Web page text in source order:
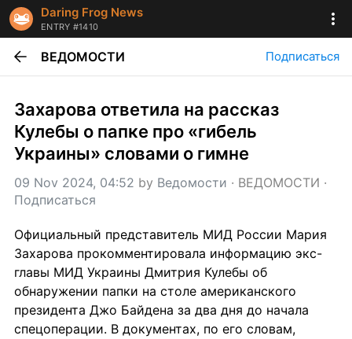
Daring Frog News
ENTRY #1410
ВЕДОМОСТИ Подписаться
Захарова ответила на рассказ
Кулебы о папке про «гибель
Украины» словами о гимне
09 Nov 2024, 04:52 by Ведомости · ВЕДОМОСТИ
Подписаться
Официальный представитель МИД России Мария
Захарова прокомментировала информацию экс-
главы МИД Украины Дмитрия Кулебы об
обнаружении папки на столе американского
президента Джо Байдена за два дня до начала
спецоперации. В документах, по его словам,